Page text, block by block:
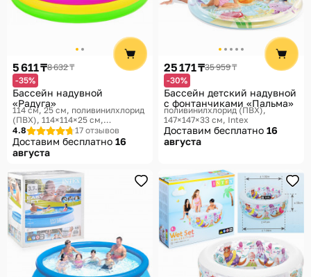
5 611 ₸8 632 ₸
-35%
Бассейн надувной
«Радуга»
114 см, 25 см, поливинилхлорид
(ПВХ), 114×114×25 см,
114×114×25 см Intex
4.8 17 отзывов
Доставим бесплатно 16
августа
25 171 ₸35 959 ₸
-30%
Бассейн детский надувной
с фонтанчиками «Пальма»
поливинилхлорид (ПВХ),
147×147×33 см Intex
Доставим бесплатно 16
августа